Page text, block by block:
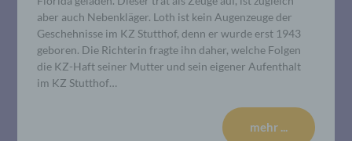
aber auch Nebenkläger. Loth ist kein Augenzeuge der
Geschehnisse im KZ Stutthof, denn er wurde erst 1943
geboren. Die Richterin fragte ihn daher, welche Folgen
die KZ-Haft seiner Mutter und sein eigener Aufenthalt
im KZ Stutthof…
mehr ...